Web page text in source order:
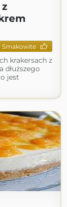
Smakowite
krakersach z
jest